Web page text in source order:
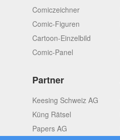
Comiczeichner
Comic-Figuren
Cartoon-Einzelbild
Comic-Panel
Partner
Keesing Schweiz AG
Küng Rätsel
Papers AG